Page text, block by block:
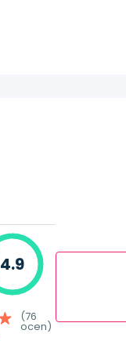
4.9
(76
ocen)